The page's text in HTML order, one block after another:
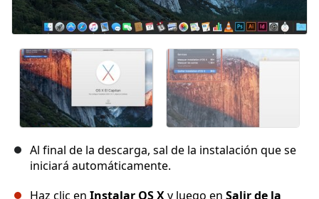
Al final de la descarga, sal de la instalación que se
iniciará automáticamente.
Haz clic en Instalar OS Xy luego en Salir de la